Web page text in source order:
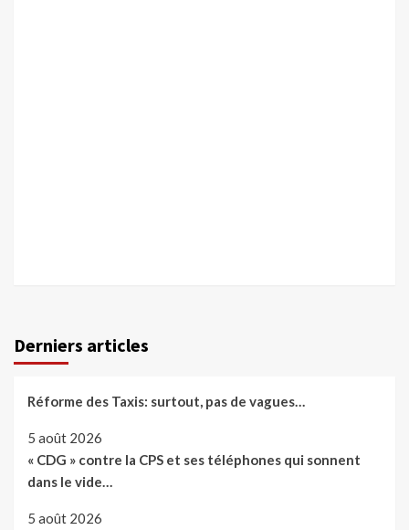
Derniers articles
Réforme des Taxis: surtout, pas de vagues…
5 août 2026
« CDG » contre la CPS et ses téléphones qui sonnent
dans le vide…
5 août 2026